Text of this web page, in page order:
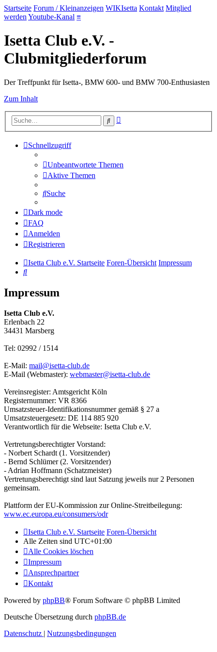
Startseite Forum / Kleinanzeigen WIKIsetta Kontakt Mitglied
werden Youtube-Kanal ≡
Isetta Club e.V. -
Clubmitgliederforum
Der Treffpunkt für Isetta-, BMW 600- und BMW 700-Enthusiasten
Zum Inhalt
Suche
Schnellzugriff
Unbeantwortete Themen
Aktive Themen
Suche
Dark mode
FAQ
Anmelden
Registrieren
Isetta Club e.V. Startseite Foren-Übersicht Impressum
Suche
Impressum
Isetta Club e.V.
Erlenbach 22
34431 Marsberg
Tel: 02992 / 1514
E-Mail: mail@isetta-club.de
E-Mail (Webmaster): webmaster@isetta-club.de
Vereinsregister: Amtsgericht Köln
Registernummer: VR 8366
Umsatzsteuer-Identifikationsnummer gemäß § 27 a
Umsatzsteuergesetz: DE 114 885 920
Verantwortlich für die Webseite: Isetta Club e.V.
Vertretungsberechtigter Vorstand:
- Norbert Schardt (1. Vorsitzender)
- Bernd Schlümer (2. Vorsitzender)
- Adrian Hoffmann (Schatzmeister)
Vertretungsberechtigt sind laut Satzung jeweils nur 2 Personen
gemeinsam.
Plattform der EU-Kommission zur Online-Streitbeilegung:
www.ec.europa.eu/consumers/odr
Isetta Club e.V. Startseite Foren-Übersicht
Alle Zeiten sind UTC+01:00
Alle Cookies löschen
Impressum
Ansprechpartner
Kontakt
Powered by phpBB® Forum Software © phpBB Limited
Deutsche Übersetzung durch phpBB.de
Datenschutz | Nutzungsbedingungen